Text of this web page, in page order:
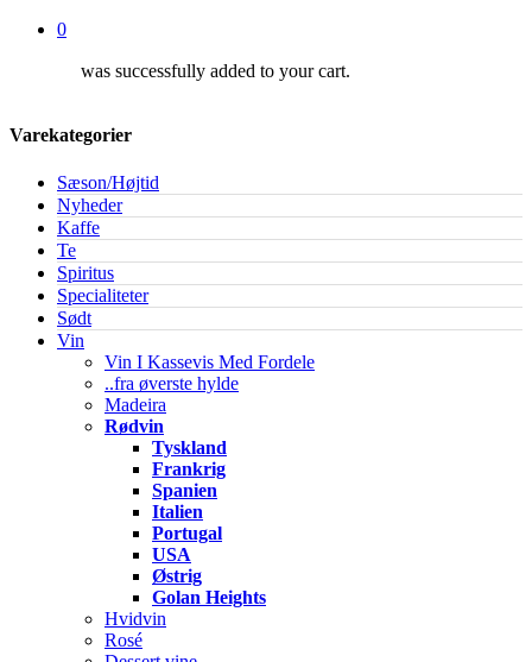
0
was successfully added to your cart.
Varekategorier
Sæson/Højtid
Nyheder
Kaffe
Te
Spiritus
Specialiteter
Sødt
Vin
Vin I Kassevis Med Fordele
..fra øverste hylde
Madeira
Rødvin
Tyskland
Frankrig
Spanien
Italien
Portugal
USA
Østrig
Golan Heights
Hvidvin
Rosé